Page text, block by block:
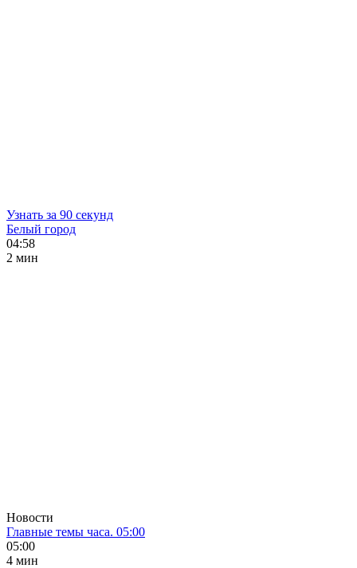
Узнать за 90 секунд
Белый город
04:58
2 мин
Новости
Главные темы часа. 05:00
05:00
4 мин